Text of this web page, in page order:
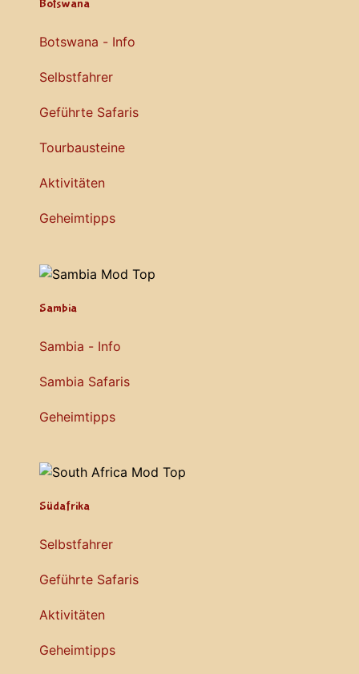
Botswana
Botswana - Info
Selbstfahrer
Geführte Safaris
Tourbausteine
Aktivitäten
Geheimtipps
Sambia
Sambia - Info
Sambia Safaris
Geheimtipps
Südafrika
Selbstfahrer
Geführte Safaris
Aktivitäten
Geheimtipps